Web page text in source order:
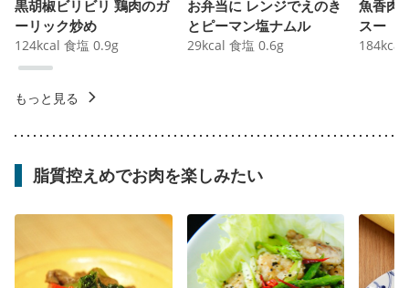
黒胡椒ビリビリ 鶏肉のガ
ーリック炒め
124kcal 食塩 0.9g
お弁当に レンジでえのき
とピーマン塩ナムル
29kcal 食塩 0.6g
魚香肉
スー
184kcal
もっと見る
脂質控えめでお肉を楽しみたい